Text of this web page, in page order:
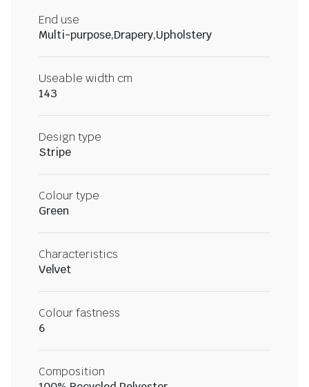
End use
Multi-purpose,Drapery,Upholstery
Useable width cm
143
Design type
Stripe
Colour type
Green
Characteristics
Velvet
Colour fastness
6
Composition